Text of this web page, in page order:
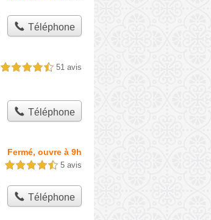
Téléphone
4,5 étoiles sur 5 51 avis
Téléphone
Fermé, ouvre à 9h
4,5 étoiles sur 5 5 avis
Téléphone